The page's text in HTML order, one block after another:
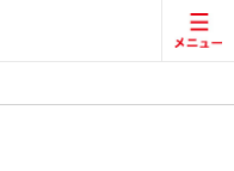
、吸光度など）の関係を示す